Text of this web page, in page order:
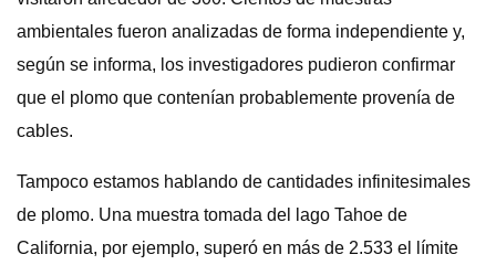
ambientales fueron analizadas de forma independiente y,
según se informa, los investigadores pudieron confirmar
que el plomo que contenían probablemente provenía de
cables.
Tampoco estamos hablando de cantidades infinitesimales
de plomo. Una muestra tomada del lago Tahoe de
California, por ejemplo, superó en más de 2.533 el límite